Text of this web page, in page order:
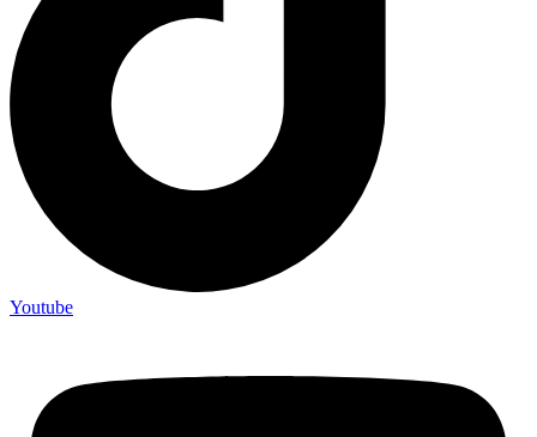
Youtube